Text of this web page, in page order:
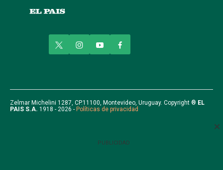
PUBLICIDAD
w
e
r
i
n
g
r
a
y
o
b
e
a
o
o
k
Zelmar Michelini 1287, CP.11100, Montevideo, Uruguay. Copyright ® EL
PAIS S.A. 1918 - 2026 - Políticas de privacidad